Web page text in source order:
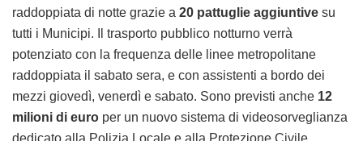
raddoppiata di notte grazie a 20 pattuglie aggiuntive su
tutti i Municipi. Il trasporto pubblico notturno verrà
potenziato con la frequenza delle linee metropolitane
raddoppiata il sabato sera, e con assistenti a bordo dei
mezzi giovedì, venerdì e sabato. Sono previsti anche 12
milioni di euro per un nuovo sistema di videosorveglianza
dedicato alla Polizia Locale e alla Protezione Civile.